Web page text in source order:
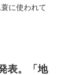
に使われて
表。「地